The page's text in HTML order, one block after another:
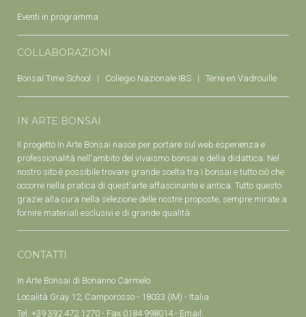
Eventi in programma
COLLABORAZIONI
Bonsai Time School Collegio Nazionale IBS Terre en Vadrouille
IN ARTE BONSAI
Il progetto In Arte Bonsai nasce per portare sul web esperienza e
professionalità nell'ambito del vivaismo bonsai e della didattica. Nel
nostro sito è possibile trovare grande scelta tra i bonsai e tutto ciò che
occorre nella pratica di quest'arte affascinante e antica. Tutto questo
grazie alla cura nella selezione delle nostre proposte, sempre mirate a
fornire materiali esclusivi e di grande qualità.
CONTATTI
In Arte Bonsai di Bonanno Carmelo
Località Gray 12, Camporosso - 18033 (IM) - Italia
Tel. +39 392 472 1270 - Fax 0184 998014 - Email: